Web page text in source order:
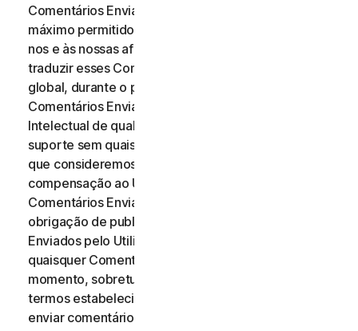
Comentários Enviados, o Utilizador, dentro do
máximo permitido pela legislação aplicável, autoriza-
nos e às nossas afiliadas a utilizar, reproduzir, copiar e
traduzir esses Comentários Enviados numa base
global, durante o prazo de proteção desses
Comentários Enviados por Direitos de Propriedade
Intelectual de qualquer forma e através de qualquer
suporte sem quaisquer restrições de qualquer forma
que consideremos adequada. Não será paga qualquer
compensação ao Utilizador relativa à utilização dos
Comentários Enviados. Não temos qualquer
obrigação de publicar ou utilizar os Comentários
Enviados pelo Utilizador e podemos remover
quaisquer Comentários Enviados a qualquer
momento, sobretudo se estes violarem quaisquer
termos estabelecidos no presente Contrato. Ao
enviar comentários, o Utilizador reconhece e garante